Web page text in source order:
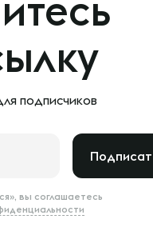
подписчиков
вы соглашаетесь